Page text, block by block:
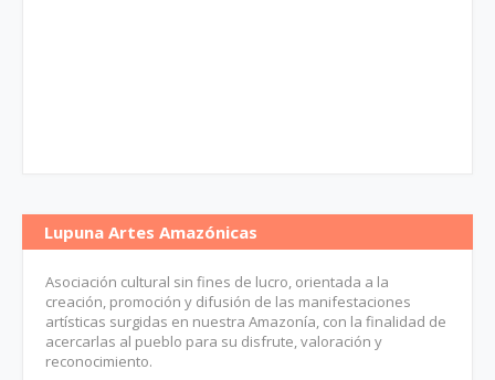
Lupuna Artes Amazónicas
Asociación cultural sin fines de lucro, orientada a la
creación, promoción y difusión de las manifestaciones
artísticas surgidas en nuestra Amazonía, con la finalidad de
acercarlas al pueblo para su disfrute, valoración y
reconocimiento.